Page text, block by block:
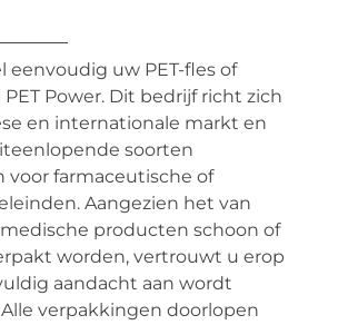
eenvoudig uw PET-fles of
Power. Dit bedrijf richt zich
en internationale markt en
soorten
voor farmaceutische of
Aangezien het van
producten schoon of
worden, vertrouwt u erop
aandacht aan wordt
verpakkingen doorlopen